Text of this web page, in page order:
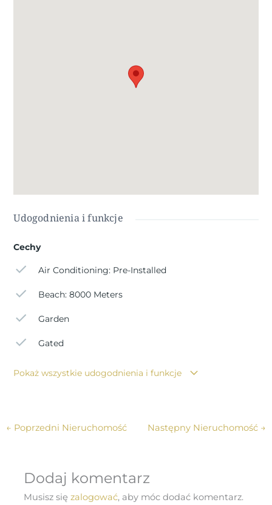
przyrody położony bardzo blisko.
W pobliżu znajdują się 3 pola golfowe, a plaże oznaczone
Udogodnienia i funkcje
Cechy
Air Conditioning: Pre-Installed
Beach: 8000 Meters
Garden
Gated
Pokaż wszystkie udogodnienia i funkcje
← Poprzedni Nieruchomość Następny Nieruchomość →
Dodaj komentarz
Musisz sięzalogować, aby móc dodać komentarz.